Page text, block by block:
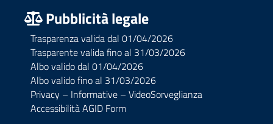
Pubblicità legale
Trasparenza valida dal 01/04/2026
Trasparente valida fino al 31/03/2026
Albo valido dal 01/04/2026
Albo valido fino al 31/03/2026
Privacy – Informative – VideoSorveglianza
Accessibilità AGID Form